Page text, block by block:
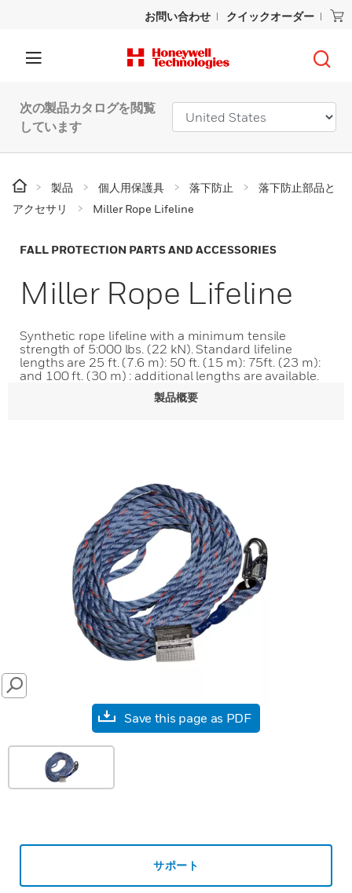
お問い合わせ クイックオーダー
次の製品カタログを閲覧
しています
製品 個人用保護具 落下防止
落下防止部品と
アクセサリ
Miller Rope Lifeline
FALL PROTECTION PARTS AND ACCESSORIES
Miller Rope Lifeline
Synthetic rope lifeline with a minimum tensile
strength of 5:000 lbs. (22 kN). Standard lifeline
lengths are 25 ft. (7.6 m): 50 ft. (15 m): 75ft. (23 m):
and 100 ft. (30 m) : additional lengths are available.
製品概要
SEARCH
Save this page as PDF
サポート